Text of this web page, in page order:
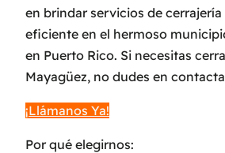
en brindar servicios de
eficiente en el hermoso
en Puerto Rico. Si necesitas
Mayagüez, no dudes en
¡Llámanos Ya!
Por qué elegirnos: